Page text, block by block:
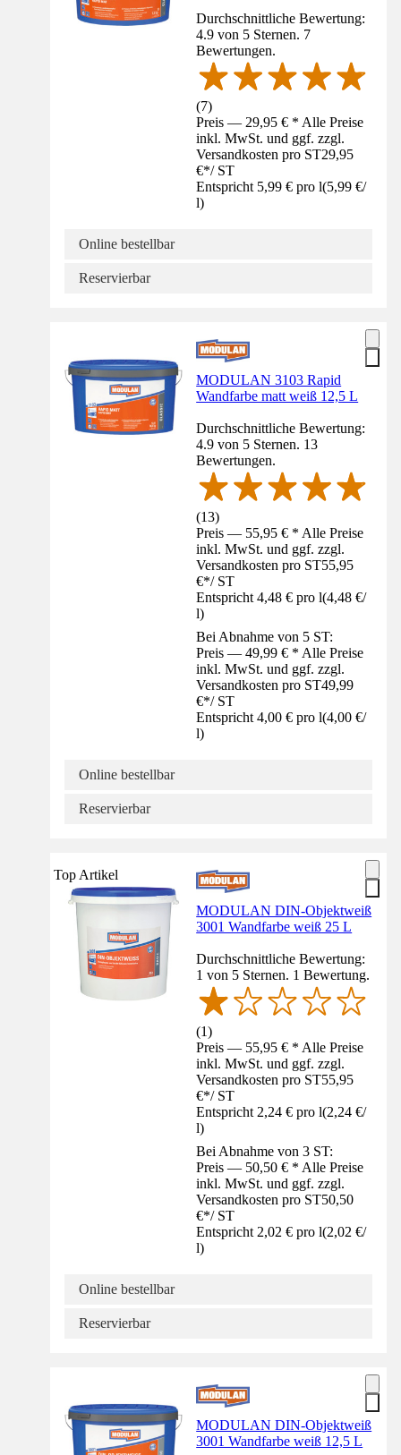
Durchschnittliche Bewertung:
4.9 von 5 Sternen. 7
Bewertungen.
(7)
Preis — 29,95 € * Alle Preise
inkl. MwSt. und ggf. zzgl.
Versandkosten pro ST29,95
€*/ ST
Entspricht 5,99 € pro l(5,99 €/
l)
Online bestellbar
Reservierbar
MODULAN 3103 Rapid
Wandfarbe matt weiß 12,5 L
Durchschnittliche Bewertung:
4.9 von 5 Sternen. 13
Bewertungen.
(13)
Preis — 55,95 € * Alle Preise
inkl. MwSt. und ggf. zzgl.
Versandkosten pro ST55,95
€*/ ST
Entspricht 4,48 € pro l(4,48 €/
l)
Bei Abnahme von 5 ST:
Preis — 49,99 € * Alle Preise
inkl. MwSt. und ggf. zzgl.
Versandkosten pro ST49,99
€*/ ST
Entspricht 4,00 € pro l(4,00 €/
l)
Online bestellbar
Reservierbar
Top Artikel
MODULAN DIN-Objektweiß
3001 Wandfarbe weiß 25 L
Durchschnittliche Bewertung:
1 von 5 Sternen. 1 Bewertung.
(1)
Preis — 55,95 € * Alle Preise
inkl. MwSt. und ggf. zzgl.
Versandkosten pro ST55,95
€*/ ST
Entspricht 2,24 € pro l(2,24 €/
l)
Bei Abnahme von 3 ST:
Preis — 50,50 € * Alle Preise
inkl. MwSt. und ggf. zzgl.
Versandkosten pro ST50,50
€*/ ST
Entspricht 2,02 € pro l(2,02 €/
l)
Online bestellbar
Reservierbar
MODULAN DIN-Objektweiß
3001 Wandfarbe weiß 12,5 L